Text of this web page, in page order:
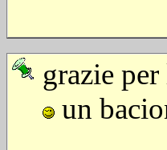
grazie
un